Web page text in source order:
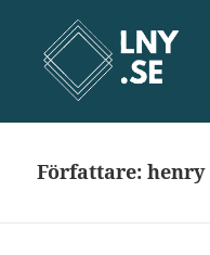
Författare:henry